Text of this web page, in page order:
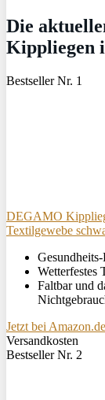
Die
Kippliegen
Bestseller Nr. 1
DEGAMO
Textilgewebe
Wetterfestes
Faltbar und
Jetzt bei
Versandkosten
Bestseller Nr. 2